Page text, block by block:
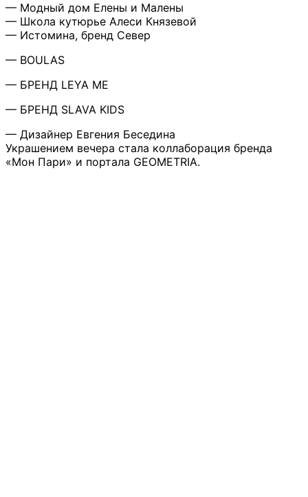
— Модный дом Елены и Малены
— Школа кутюрье Алеси Князевой
— Истомина, бренд Север
— BOULAS
— БРЕНД LEYA ME
— БРЕНД SLAVA KIDS
— Дизайнер Евгения Беседина
Украшением вечера стала коллаборация бренда
«Мон Пари» и портала GEOMETRIA.